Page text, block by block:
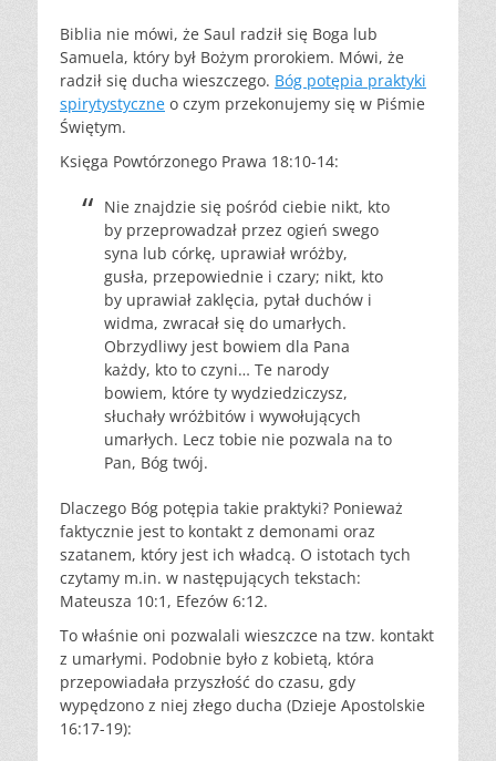
Biblia nie mówi, że Saul radził się Boga lub
Samuela, który był Bożym prorokiem. Mówi, że
radził się ducha wieszczego. Bóg potępia praktyki
spirytystyczne o czym przekonujemy się w Piśmie
Świętym.
Księga Powtórzonego Prawa 18:10-14:
Nie znajdzie się pośród ciebie nikt, kto
by przeprowadzał przez ogień swego
syna lub córkę, uprawiał wróżby,
gusła, przepowiednie i czary; nikt, kto
by uprawiał zaklęcia, pytał duchów i
widma, zwracał się do umarłych.
Obrzydliwy jest bowiem dla Pana
każdy, kto to czyni… Te narody
bowiem, które ty wydziedziczysz,
słuchały wróżbitów i wywołujących
umarłych. Lecz tobie nie pozwala na to
Pan, Bóg twój.
Dlaczego Bóg potępia takie praktyki? Ponieważ
faktycznie jest to kontakt z demonami oraz
szatanem, który jest ich władcą. O istotach tych
czytamy m.in. w następujących tekstach:
Mateusza 10:1, Efezów 6:12.
To właśnie oni pozwalali wieszczce na tzw. kontakt
z umarłymi. Podobnie było z kobietą, która
przepowiadała przyszłość do czasu, gdy
wypędzono z niej złego ducha (Dzieje Apostolskie
16:17-19):